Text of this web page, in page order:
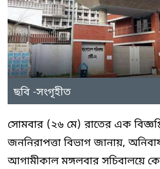
ছবি -সংগৃহীত
সোমবার (২৬ মে) রাতের এক
জননিরাপত্তা বিভাগ জানায়,
আগামীকাল মঙ্গলবার সচিবালয়ে